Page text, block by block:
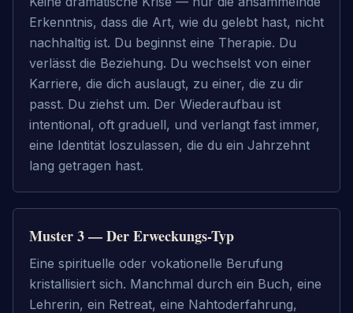
Erkenntnis, dass die Art, wie du gelebt hast, nicht
nachhaltig ist. Du beginnst eine Therapie. Du
verlässt die Beziehung. Du wechselst von einer
Karriere, die dich auslaugt, zu einer, die zu dir
passt. Du ziehst um. Der Wiederaufbau ist
intentional, oft graduell, und verlangt fast immer,
eine Identität loszulassen, die du ein Jahrzehnt
lang getragen hast.
Muster 3 — Der Erweckungs-Typ
Eine spirituelle oder vokationelle Berufung
kristallisiert sich. Manchmal durch ein Buch, eine
Lehrerin, ein Retreat, eine Nahtoderfahrung,